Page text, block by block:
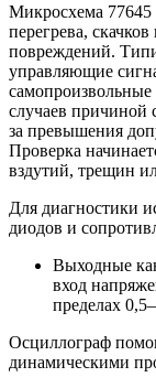
Микросхема 77645
перегрева,
повреждений.
управляющие
случаев причиной
за превышения
Проверка
вздутий, трещин
Для диагностики
диодов и
Выходные
вход
пределах
Осциллограф
динамическими